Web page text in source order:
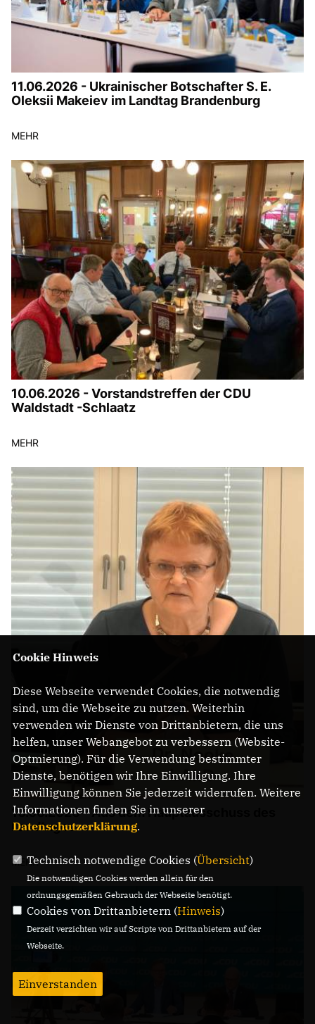
11.06.2026 - Ukrainischer Botschafter S. E.
Oleksii Makeiev im Landtag Brandenburg
MEHR
10.06.2026 - Vorstandstreffen der CDU
Waldstadt -Schlaatz
MEHR
10.06.2026 - Aus dem Hauptausschuss des
Landtages
MEHR
Cookie Hinweis
Diese Webseite verwendet Cookies, die notwendig
sind, um die Webseite zu nutzen. Weiterhin
verwenden wir Dienste von Drittanbietern, die uns
helfen, unser Webangebot zu verbessern (Website-
Optmierung). Für die Verwendung bestimmter
Dienste, benötigen wir Ihre Einwilligung. Ihre
Einwilligung können Sie jederzeit widerrufen. Weitere
Informationen finden Sie in unserer
Datenschutzerklärung.
Technisch notwendige Cookies (Übersicht)
Die notwendigen Cookies werden allein für den
ordnungsgemäßen Gebrauch der Webseite benötigt.
Cookies von Drittanbietern (Hinweis)
Derzeit verzichten wir auf Scripte von Drittanbietern auf der
Webseite.
Einverstanden